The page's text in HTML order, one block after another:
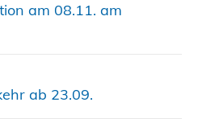
am 08.11. am
ab 23.09.